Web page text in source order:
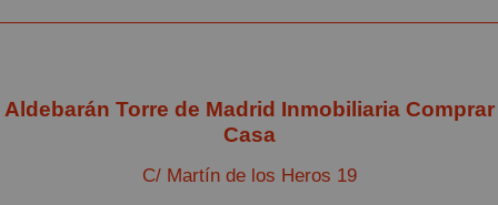
Aldebarán Torre de Madrid Inmobiliaria Comprar
Casa
C/ Martín de los Heros 19